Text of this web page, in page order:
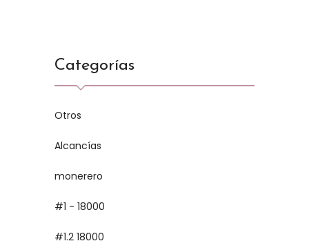
Categorías
Otros
Alcancías
monerero
#1 - 18000
#1.2 18000